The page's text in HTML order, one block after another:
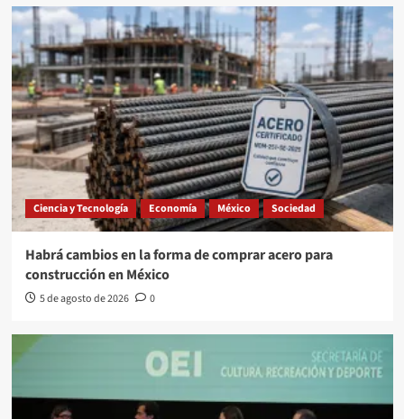
Ciencia y Tecnología Economía México Sociedad
Habrá cambios en la forma de comprar acero para
construcción en México
5 de agosto de 2026 0